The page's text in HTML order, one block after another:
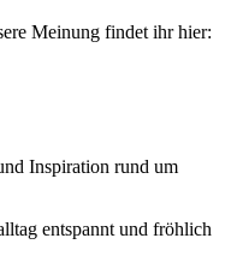
Meinung findet ihr hier:
Inspiration rund um
entspannt und fröhlich